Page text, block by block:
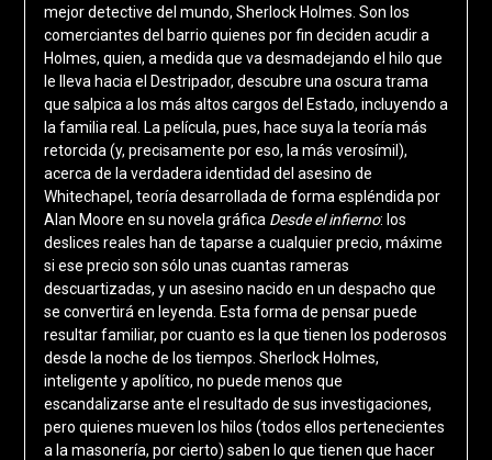
mejor detective del mundo, Sherlock Holmes. Son los
comerciantes del barrio quienes por fin deciden acudir a
Holmes, quien, a medida que va desmadejando el hilo que
le lleva hacia el Destripador, descubre una oscura trama
que salpica a los más altos cargos del Estado, incluyendo a
la familia real. La película, pues, hace suya la teoría más
retorcida (y, precisamente por eso, la más verosímil),
acerca de la verdadera identidad del asesino de
Whitechapel, teoría desarrollada de forma espléndida por
Alan Moore en su novela gráfica Desde el infierno: los
deslices reales han de taparse a cualquier precio, máxime
si ese precio son sólo unas cuantas rameras
descuartizadas, y un asesino nacido en un despacho que
se convertirá en leyenda. Esta forma de pensar puede
resultar familiar, por cuanto es la que tienen los poderosos
desde la noche de los tiempos. Sherlock Holmes,
inteligente y apolítico, no puede menos que
escandalizarse ante el resultado de sus investigaciones,
pero quienes mueven los hilos (todos ellos pertenecientes
a la masonería, por cierto) saben lo que tienen que hacer